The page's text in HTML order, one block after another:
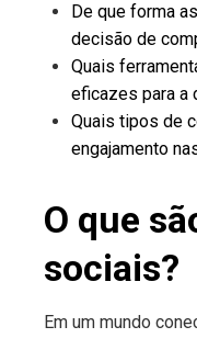
De que forma
decisão de
Quais
eficazes para a
Quais tipos de
engajamento
O que
sociais?
Em um mundo